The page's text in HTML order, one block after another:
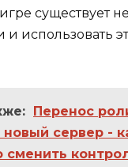
существует
и использовать
Перенос
сервер -
сменить